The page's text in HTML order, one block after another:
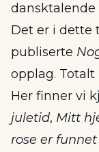
dansktalende
Det er i dette
publiserte
opplag. Totalt
Her finner vi
juletid, Mitt
rose er funnet